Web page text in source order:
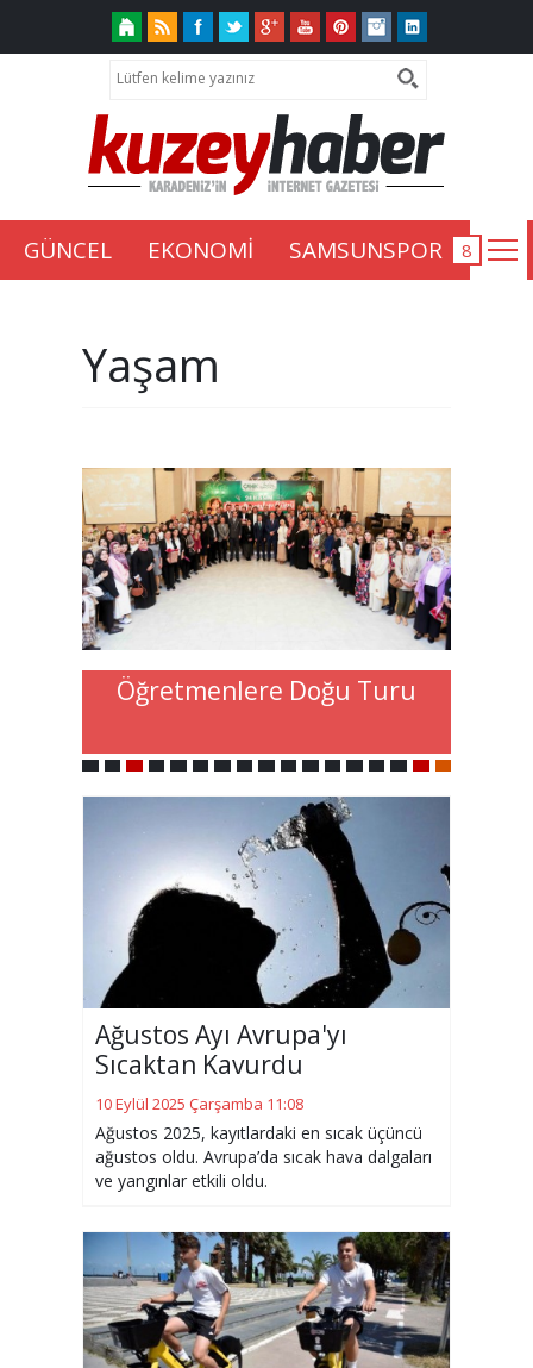
GÜNCEL EKONOMİ SAMSUNSPOR
Yaşam
Öğretmenlere Doğu Turu
Ağustos Ayı Avrupa'yı
Sıcaktan Kavurdu
10 Eylül 2025 Çarşamba 11:08
Ağustos 2025, kayıtlardaki en sıcak üçüncü
ağustos oldu. Avrupa’da sıcak hava dalgaları
ve yangınlar etkili oldu.